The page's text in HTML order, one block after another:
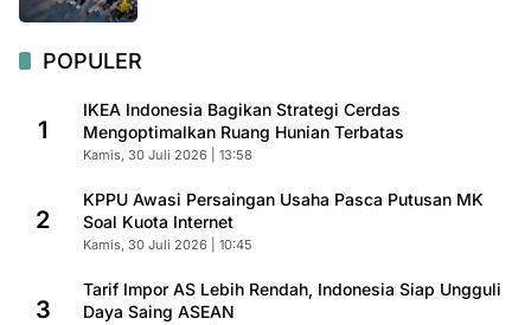
POPULER
1
IKEA Indonesia Bagikan Strategi Cerdas
Mengoptimalkan Ruang Hunian Terbatas
Kamis, 30 Juli 2026 | 13:58
2
KPPU Awasi Persaingan Usaha Pasca Putusan MK
Soal Kuota Internet
Kamis, 30 Juli 2026 | 10:45
3
Tarif Impor AS Lebih Rendah, Indonesia Siap Ungguli
Daya Saing ASEAN